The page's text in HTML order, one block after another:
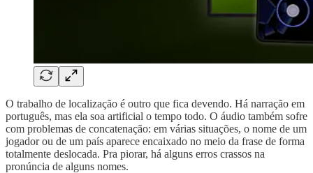
O trabalho de localização é outro que fica devendo. Há narração em
português, mas ela soa artificial o tempo todo. O áudio também sofre
com problemas de concatenação: em várias situações, o nome de um
jogador ou de um país aparece encaixado no meio da frase de forma
totalmente deslocada. Pra piorar, há alguns erros crassos na
pronúncia de alguns nomes.